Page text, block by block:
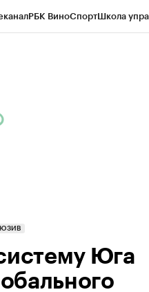
РБК ВиноСпортШкола
Юга